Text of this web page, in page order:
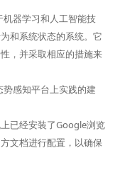
器学习和人工智能技
和系统状态的系统。它
，并采取相应的措施来
感知平台上实践的建
已经安装了Google浏览
文档进行配置，以确保